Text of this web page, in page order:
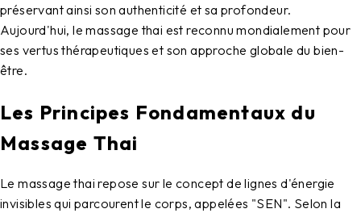
préservant ainsi son authenticité et sa profondeur.
Aujourd'hui, le massage thai est reconnu mondialement pour
ses vertus thérapeutiques et son approche globale du bien-
être.
Les Principes Fondamentaux du
Massage Thai
Lemassage thai repose sur le concept de lignes d'énergie
invisibles qui parcourent le corps, appelées "SEN". Selon la